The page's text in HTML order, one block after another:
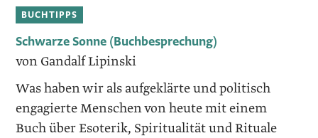
BUCHTIPPS
Schwarze Sonne (Buchbesprechung)
von Gandalf Lipinski
Was haben wir als aufgeklärte und politisch
engagierte Menschen von heute mit einem
Buch über Esoterik, Spiritualität und Rituale